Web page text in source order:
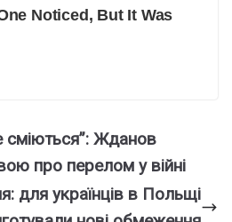
сміються”: Жданов
про перелом у війні
для українців в Польщі